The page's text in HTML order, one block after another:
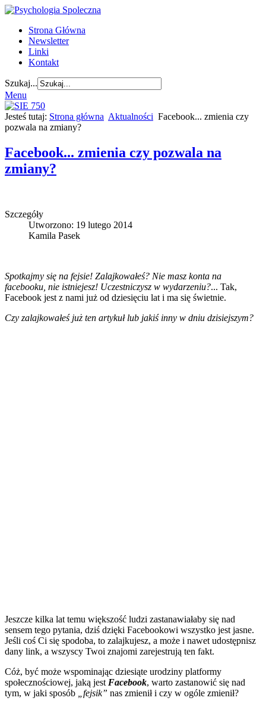
Strona Główna
Newsletter
Linki
Kontakt
Szukaj...
Menu
Jesteś tutaj: Strona główna Aktualności Facebook... zmienia czy
pozwala na zmiany?
Facebook... zmienia czy pozwala na
zmiany?
Szczegóły
Utworzono: 19 lutego 2014
Kamila Pasek
Spotkajmy się na fejsie! Zalajkowałeś? Nie masz konta na
facebooku, nie istniejesz! Uczestniczysz w wydarzeniu?... Tak,
Facebook jest z nami już od dziesięciu lat i ma się świetnie.
Czy zalajkowałeś już ten artykuł lub jakiś inny w dniu dzisiejszym?
Jeszcze kilka lat temu większość ludzi zastanawiałaby się nad
sensem tego pytania, dziś dzięki Facebookowi wszystko jest jasne.
Jeśli coś Ci się spodoba, to zalajkujesz, a może i nawet udostępnisz
dany link, a wszyscy Twoi znajomi zarejestrują ten fakt.
Cóż, być może wspominając dziesiąte urodziny platformy
społecznościowej, jaką jest Facebook, warto zastanowić się nad
tym, w jaki sposób
„fejsik” nas zmienił i czy w ogóle zmienił?